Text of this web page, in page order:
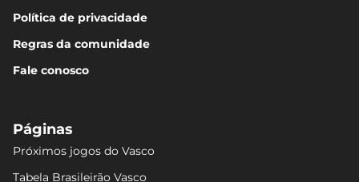
Política de privacidade
Regras da comunidade
Fale conosco
Páginas
Próximos jogos do Vasco
Tabela Brasileirão Vasco